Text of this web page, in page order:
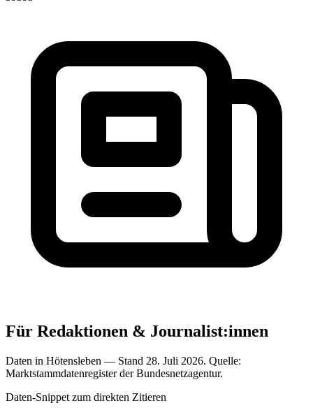
Für Redaktionen & Journalist:innen
Daten in Hötensleben — Stand 28. Juli 2026. Quelle:
Marktstammdatenregister der Bundesnetzagentur.
Daten-Snippet zum direkten Zitieren